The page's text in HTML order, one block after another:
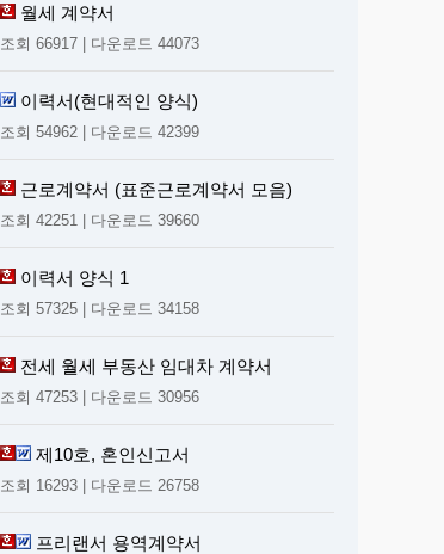
월세 계약서
조회 66917 | 다운로드 44073
이력서(현대적인 양식)
조회 54962 | 다운로드 42399
근로계약서 (표준근로계약서 모음)
조회 42251 | 다운로드 39660
이력서 양식 1
조회 57325 | 다운로드 34158
전세 월세 부동산 임대차 계약서
조회 47253 | 다운로드 30956
제10호, 혼인신고서
조회 16293 | 다운로드 26758
프리랜서 용역계약서